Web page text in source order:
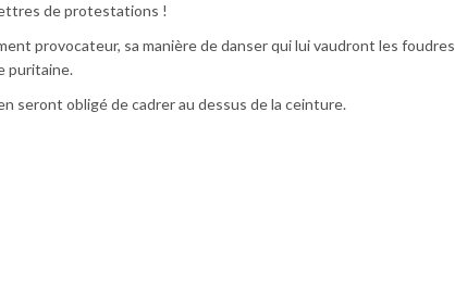
de protestations !
provocateur, sa manière de danser qui lui vaudront les foudres
puritaine.
seront obligé de cadrer au dessus de la ceinture.